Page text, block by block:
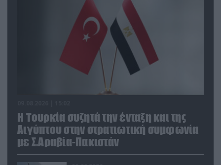
Η Τουρκία συζητά την ένταξη και της
Αιγύπτου στην στρατιωτική συμφωνία
με Σ.Αραβία-Πακιστάν